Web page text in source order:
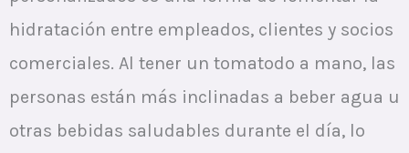
hidratación entre empleados, clientes y socios
comerciales. Al tener un tomatodo a mano, las
personas están más inclinadas a beber agua u
otras bebidas saludables durante el día, lo